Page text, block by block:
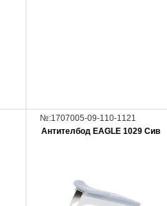
№:1707005-09-110-1121
Антителбод EAGLE 1029 Сив